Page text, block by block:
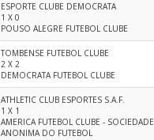
ESPORTE CLUBE DEMOCRATA
1 X 0
POUSO ALEGRE FUTEBOL CLUBE
TOMBENSE FUTEBOL CLUBE
2 X 2
DEMOCRATA FUTEBOL CLUBE
ATHLETIC CLUB ESPORTES S.A.F.
1 X 1
AMERICA FUTEBOL CLUBE - SOCIEDADE
ANONIMA DO FUTEBOL